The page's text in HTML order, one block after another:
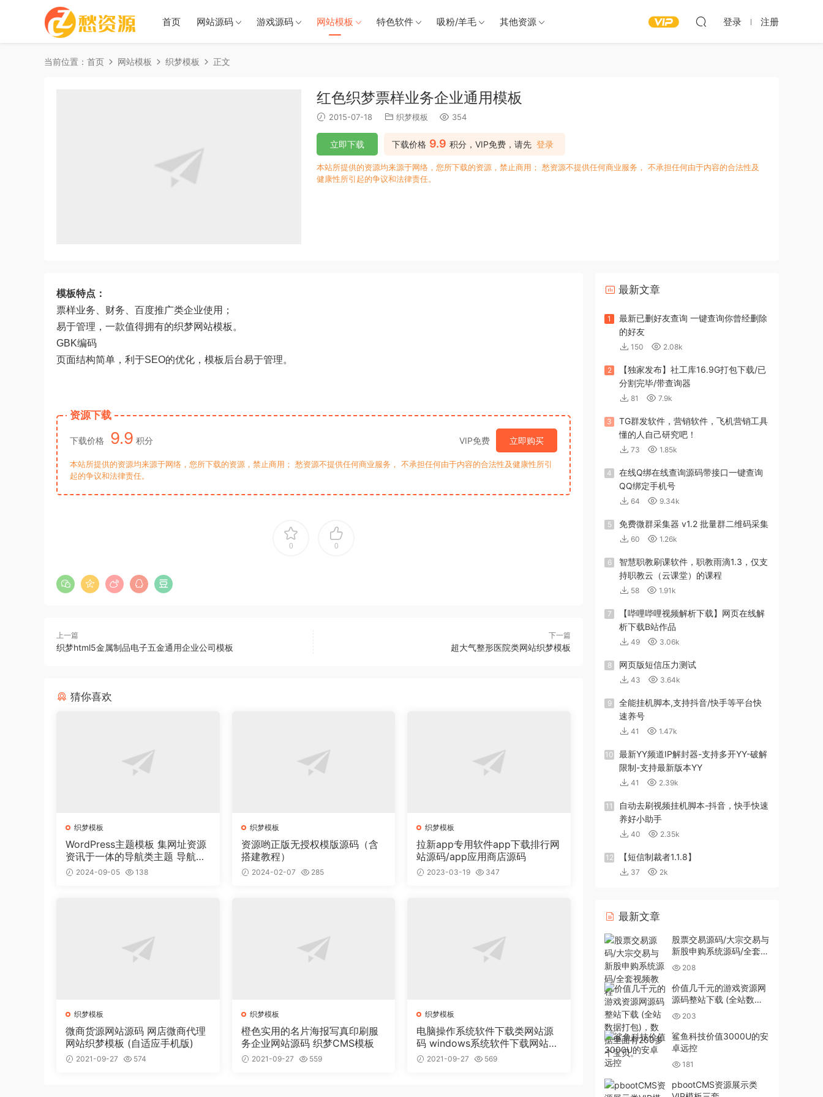
首页 网站源码 游戏源码 网站模板 特色软件 吸粉/羊毛 其他资源 登录 注册
当前位置： 首页 网站模板 织梦模板 正文
红色织梦票样业务企业通用模板
2015-07-18 织梦模板 354
下载价格 9.9 积分，VIP免费，请先 登录
立即下载
本站所提供的资源均来源于网络，您所下载的资源，禁止商用； 愁资源不提供任何商业服务， 不承担任何由于内容的合法性及
健康性所引起的争议和法律责任。
模板特点：
票样业务、财务、百度推广类企业使用；
易于管理，一款值得拥有的织梦网站模板。
GBK编码
页面结构简单，利于SEO的优化，模板后台易于管理。
资源下载
下载价格 9.9 积分 VIP免费 立即购买
本站所提供的资源均来源于网络，您所下载的资源，禁止商用； 愁资源不提供任何商业服务， 不承担任何由于内容的合法性及健康性所引
起的争议和法律责任。
0 0
上一篇
织梦html5金属制品电子五金通用企业公司模板
下一篇
超大气整形医院类网站织梦模板
猜你喜欢
织梦模板
WordPress主题模板 集网址资源
资讯于一体的导航类主题 导航主
题垂直行业模板
2024-09-05 138
织梦模板
资源哟正版无授权模版源码（含
搭建教程）
2024-02-07 285
织梦模板
拉新app专用软件app下载排行网
站源码/app应用商店源码
2023-03-19 347
织梦模板
微商货源网站源码 网店微商代理
网站织梦模板 (自适应手机版)
2021-09-27 574
织梦模板
橙色实用的名片海报写真印刷服
务企业网站源码 织梦CMS模板
2021-09-27 559
织梦模板
电脑操作系统软件下载类网站源
码 windows系统软件下载网站织
梦模板
2021-09-27 569
最新文章
1
最新已删好友查询 一键查询你曾经删除
的好友
150 2.08k
2
【独家发布】社工库16.9G打包下载/已
分割完毕/带查询器
81 7.9k
3
TG群发软件，营销软件，飞机营销工具
懂的人自己研究吧！
73 1.85k
4
在线Q绑在线查询源码带接口一键查询
QQ绑定手机号
64 9.34k
5 免费微群采集器 v1.2 批量群二维码采集
60 1.26k
6
智慧职教刷课软件，职教雨滴1.3，仅支
持职教云（云课堂）的课程
58 1.91k
7
【哔哩哔哩视频解析下载】网页在线解
析下载B站作品
49 3.06k
8 网页版短信压力测试
43 3.64k
9
全能挂机脚本,支持抖音/快手等平台快
速养号
41 1.47k
10
最新YY频道IP解封器-支持多开YY-破解
限制-支持最新版本YY
41 2.39k
11
自动去刷视频挂机脚本-抖音，快手快速
养好小助手
40 2.35k
12 【短信制裁者1.1.8】
37 2k
最新文章
股票交易源码/大宗交易与
新股申购系统源码/全套视
频教程
208
价值几千元的游戏资源网
源码整站下载 (全站数据
打包)，数据里面有200多
个宝贝。
203
鲨鱼科技价值3000U的安
卓远控
181
pbootCMS资源展示类